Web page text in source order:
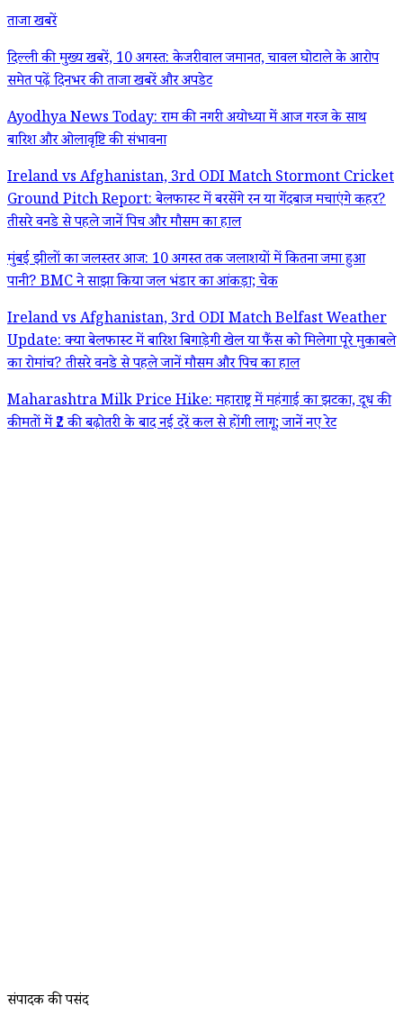
ताजा खबरें
दिल्ली की मुख्य खबरें, 10 अगस्त: केजरीवाल जमानत, चावल घोटाले के आरोप
समेत पढ़ें दिनभर की ताजा खबरें और अपडेट
Ayodhya News Today: राम की नगरी अयोध्या में आज गरज के साथ
बारिश और ओलावृष्टि की संभावना
Ireland vs Afghanistan, 3rd ODI Match Stormont Cricket
Ground Pitch Report: बेलफास्ट में बरसेंगे रन या गेंदबाज मचाएंगे कहर?
तीसरे वनडे से पहले जानें पिच और मौसम का हाल
मुंबई झीलों का जलस्तर आज: 10 अगस्त तक जलाशयों में कितना जमा हुआ
पानी? BMC ने साझा किया जल भंडार का आंकड़ा; चेक
Ireland vs Afghanistan, 3rd ODI Match Belfast Weather
Update: क्या बेलफास्ट में बारिश बिगाड़ेगी खेल या फैंस को मिलेगा पूरे मुकाबले
का रोमांच? तीसरे वनडे से पहले जानें मौसम और पिच का हाल
Maharashtra Milk Price Hike: महाराष्ट्र में महंगाई का झटका, दूध की
कीमतों में ₹2 की बढ़ोतरी के बाद नई दरें कल से होंगी लागू; जानें नए रेट
संपादक की पसंद